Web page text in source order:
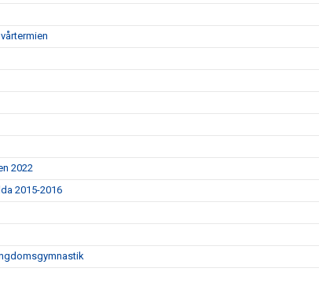
2022
2015-2016